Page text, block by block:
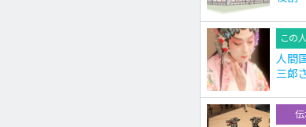
この
人間
三郎